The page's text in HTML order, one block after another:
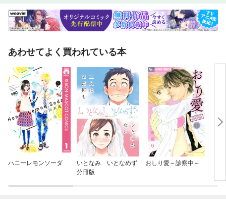
あわせてよく買われている本
ハニーレモンソーダ
いとなみ いとなめず
分冊版
おしり愛～診察中～